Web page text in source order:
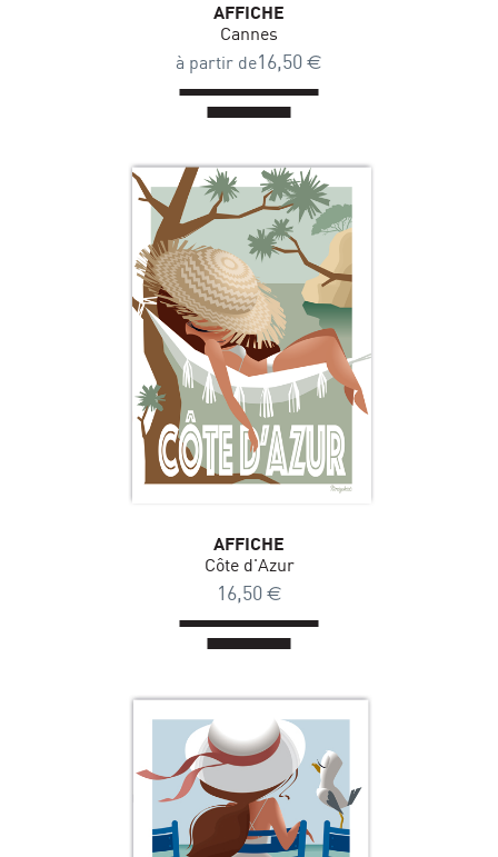
AFFICHE
Cannes
à partir de16,50 €
AFFICHE
Côte d'Azur
16,50 €